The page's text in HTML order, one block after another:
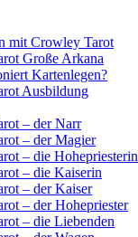
mit Crowley Tarot
Große Arkana
Kartenlegen?
Ausbildung
– der Narr
– der Magier
– die Hohepriesterin
– die Kaiserin
– der Kaiser
– der Hohepriester
– die Liebenden